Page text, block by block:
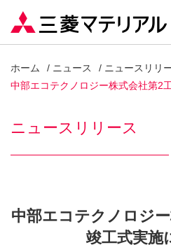
ホーム ニュース ニュースリリ
中部エコテクノロジー株式会社第2
ニュースリリース
中部エコテクノロジ
竣工式実施